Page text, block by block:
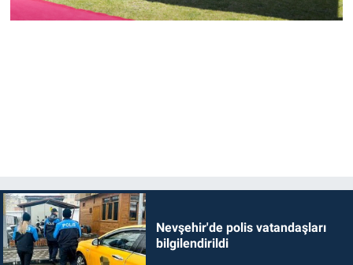
Nevşehir'de polis vatandaşları
bilgilendirildi